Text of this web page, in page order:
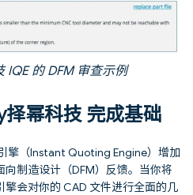
的 DFM 审查示例
幂科技 完成基础
擎（Instant Quoting Engine）增加
制造设计（DFM）反馈。当你将
会对你的 CAD 文件进行全面的几